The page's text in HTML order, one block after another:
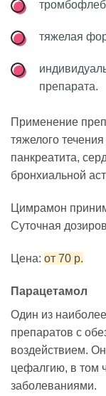
тяжелая
препарата.
Применение
тяжелого
панкреатита,
бронхиальной
Цимрамон
Суточная
Цена: от 70 р.
Парацетамол
Один из
препаратов с
воздействием.
цефалгию, в том
заболеваниями.